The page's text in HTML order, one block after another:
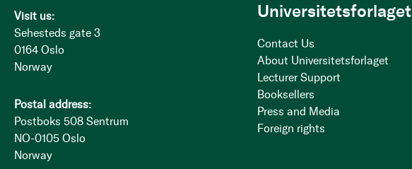
Visit us:
Sehesteds gate 3
0164 Oslo
Norway
Postal address:
Postboks 508 Sentrum
NO-0105 Oslo
Norway
Universitetsforlaget
Contact Us
About Universitetsforlaget
Lecturer Support
Booksellers
Press and Media
Foreign rights